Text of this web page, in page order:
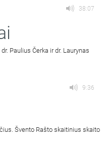
38:07
Paulius Čerka ir dr. Laurynas
9:36
Švento Rašto skaitinius skaito